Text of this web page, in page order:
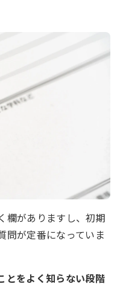
欄がありますし、初期
問が定番になっていま
とをよく知らない段階